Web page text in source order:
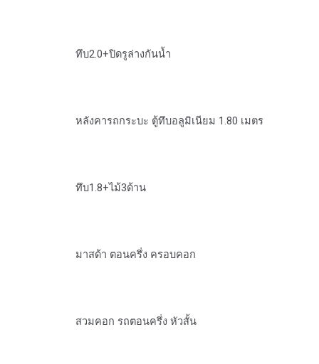
ทึบ2.0+ปิดรูล่างกันน้ำ
หลังคารถกระบะ ตู้ทึบอลูมิเนียม 1.80 เมตร
ทึบ1.8+ไม้3ด้าน
มาสด้า ตอนครึ่ง ครอบคอก
สวมคอก รถตอนครึ่ง หัวสั้น